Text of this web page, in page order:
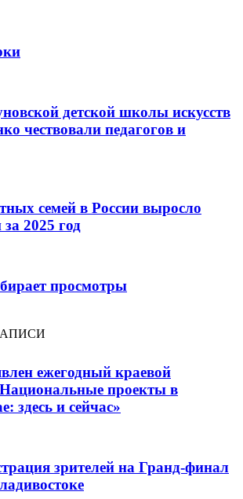
детской школы искусств
чествовали педагогов и
семей в России выросло
2025 год
просмотры
ежегодный краевой
проекты в
здесь и сейчас»
зрителей на Гранд-финал